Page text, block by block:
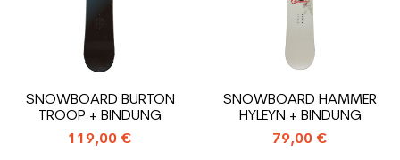
SNOWBOARD BURTON
TROOP + BINDUNG
119,00 €
SNOWBOARD HAMMER
HYLEYN + BINDUNG
79,00 €